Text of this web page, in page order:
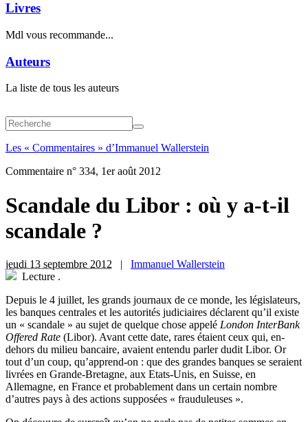
Livres
Mdl vous recommande...
Auteurs
La liste de tous les auteurs
Les « Commentaires » d’Immanuel Wallerstein
Commentaire n° 334, 1er août 2012
Scandale du Libor : où y a-t-il
scandale ?
jeudi 13 septembre 2012 | Immanuel Wallerstein
Lecture .
Depuis le 4 juillet, les grands journaux de ce monde, les législateurs,
les banques centrales et les autorités judiciaires déclarent qu’il existe
un « scandale » au sujet de quelque chose appelé London InterBank
Offered Rate (Libor). Avant cette date, rares étaient ceux qui, en-
dehors du milieu bancaire, avaient entendu parler dudit Libor. Or
tout d’un coup, qu’apprend-on : que des grandes banques se seraient
livrées en Grande-Bretagne, aux Etats-Unis, en Suisse, en
Allemagne, en France et probablement dans un certain nombre
d’autres pays à des actions supposées « frauduleuses ».